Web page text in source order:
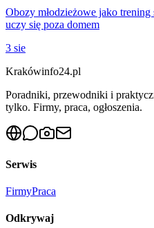
Obozy młodzieżowe jako
uczy się poza domem
3 sie
Krakówinfo24.pl
Poradniki, przewodniki i
tylko. Firmy, praca, ogłoszenia.
Serwis
FirmyPraca
Odkrywaj